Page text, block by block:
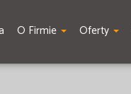
O Firmie Oferty